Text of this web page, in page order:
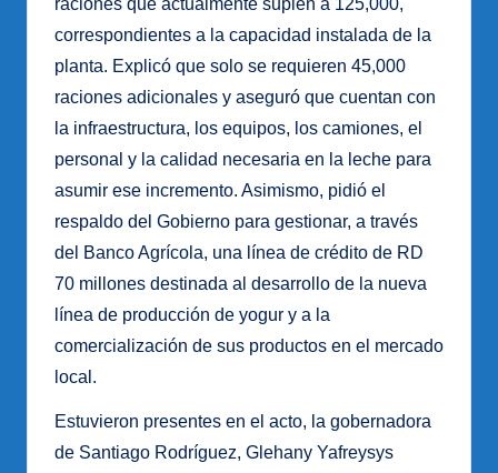
raciones que actualmente suplen a 125,000,
correspondientes a la capacidad instalada de la
planta. Explicó que solo se requieren 45,000
raciones adicionales y aseguró que cuentan con
la infraestructura, los equipos, los camiones, el
personal y la calidad necesaria en la leche para
asumir ese incremento. Asimismo, pidió el
respaldo del Gobierno para gestionar, a través
del Banco Agrícola, una línea de crédito de RD
70 millones destinada al desarrollo de la nueva
línea de producción de yogur y a la
comercialización de sus productos en el mercado
local.
Estuvieron presentes en el acto, la gobernadora
de Santiago Rodríguez, Glehany Yafreysys